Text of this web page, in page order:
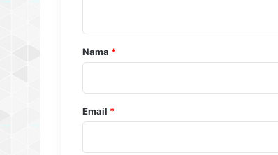
r
Nama *
Email *